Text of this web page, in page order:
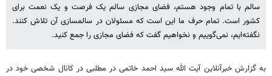
سالم با تمام وجود هستم، فضای مجازی سالم یک فرصت و یک نعمت برای
کشور است. تمام حرف ما این است که مسئولان در سالم‎سازی آن تلاش کنند.
نگفته‌ایم، نمی‌گوییم و نخواهیم گفت که فضای مجازی را جمع کنید.
به گزارش خبرآنلاین آیت الله سید احمد خاتمی در مطلبی در کانال شخصی خود در